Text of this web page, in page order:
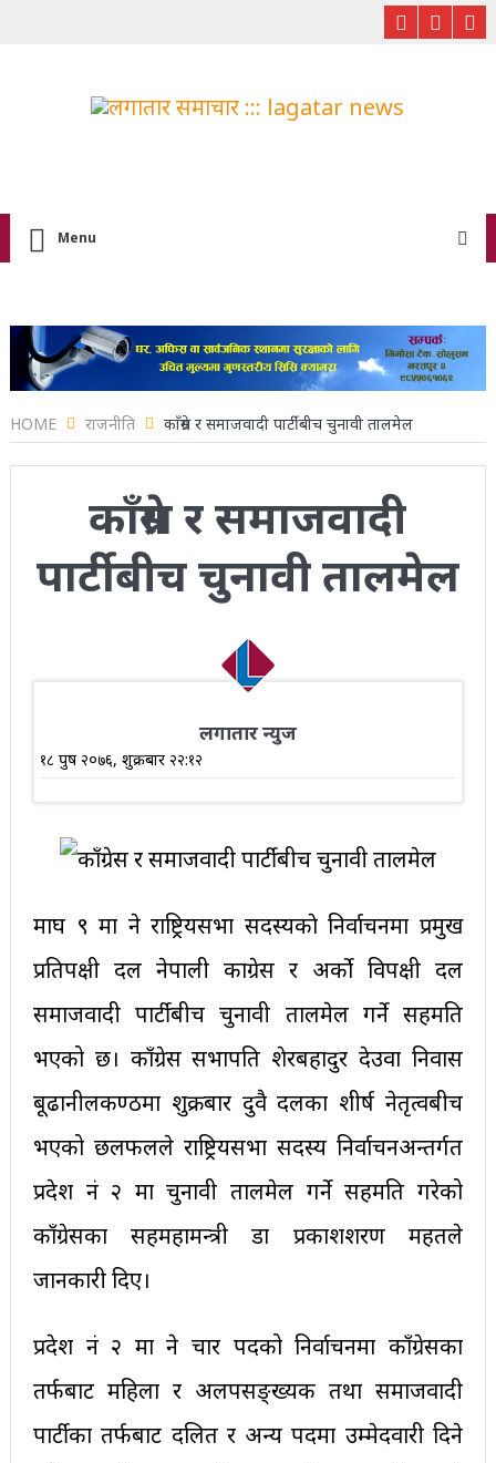
Menu
HOME राजनीति काँग्रेस र समाजवादी पार्टीबीच चुनावी तालमेल
काँग्रेस र समाजवादी
पार्टीबीच चुनावी तालमेल
लगातार न्युज
१८ पुष २०७६, शुक्रबार २२:१२
माघ ९ मा हुने राष्ट्रियसभा सदस्यकाे निर्वाचनमा प्रमुख
प्रतिपक्षी दल नेपाली का‌ग्रेस र अर्को विपक्षी दल
समाजवादी पार्टीबीच चुनावी तालमेल गर्ने सहमति
भएको छ। काँग्रेस सभापति शेरबहादुर देउवा निवास
बूढानीलकण्ठमा शुक्रबार दुवै दलका शीर्ष नेतृत्वबीच
भएको छलफलले राष्ट्रियसभा सदस्य निर्वाचनअन्तर्गत
प्रदेश नं २ मा चुनावी तालमेल गर्ने सहमति गरेको
काँग्रेसका सहमहामन्त्री डा प्रकाशशरण महतले
जानकारी दिए।
प्रदेश नं २ मा हुने चार पदको निर्वाचनमा काँग्रेसका
तर्फबाट महिला र अलपसङ्ख्यक तथा समाजवादी
पार्टीका तर्फबाट दलित र अन्य पदमा उम्मेदवारी दिने